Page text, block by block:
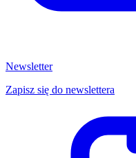
Newsletter
Zapisz się do newslettera